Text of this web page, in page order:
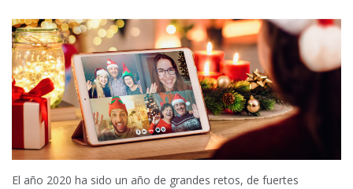
El año 2020 ha sido un año de grandes retos, de fuertes